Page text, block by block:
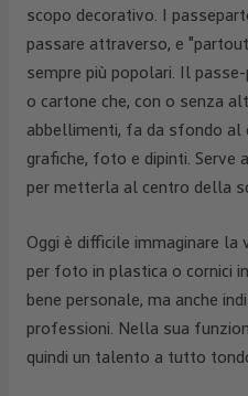
scopo decorativo. I
passare attraverso, e
sempre più popolari. Il
o cartone che, con o senza
abbellimenti, fa da sfondo al
grafiche, foto e dipinti. Serve
per metterla al centro della
Oggi è difficile immaginare la
per foto in plastica o cornici
bene personale, ma anche
professioni. Nella sua
quindi un talento a tutto